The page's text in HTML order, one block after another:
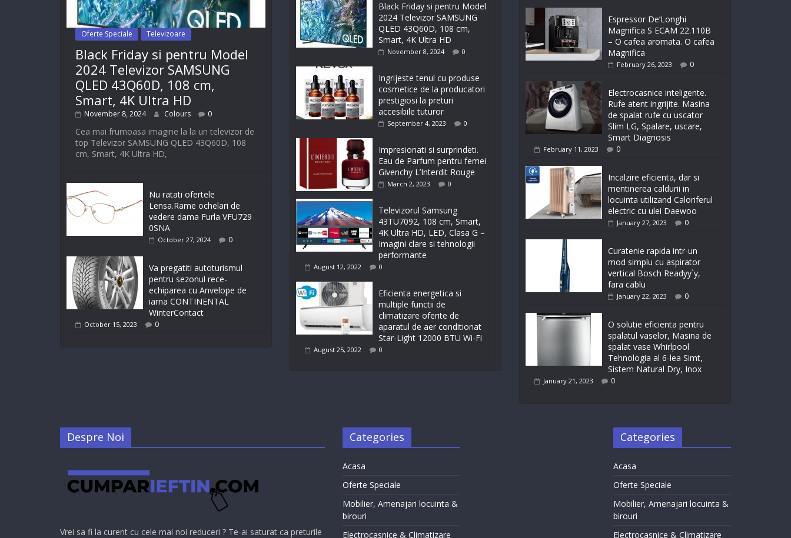
Oferte Speciale Televizoare
Black Friday si pentru Model
2024 Televizor SAMSUNG
QLED 43Q60D, 108 cm,
Smart, 4K Ultra HD
November 8, 2024 Colours 0
Cea mai frumoasa imagine la la un televizor de
top Televizor SAMSUNG QLED 43Q60D, 108
cm, Smart, 4K Ultra HD,
Nu ratati ofertele
Lensa.Rame ochelari de
vedere dama Furla VFU729
0SNA
October 27, 2024 0
Va pregatiti autoturismul
pentru sezonul rece-
echiparea cu Anvelope de
iarna CONTINENTAL
WinterContact
October 15, 2023 0
Black Friday si pentru Model
2024 Televizor SAMSUNG
QLED 43Q60D, 108 cm,
Smart, 4K Ultra HD
November 8, 2024 0
Ingrijeste tenul cu produse
cosmetice de la producatori
prestigiosi la preturi
accesibile tuturor
September 4, 2023 0
Impresionati si surprindeti.
Eau de Parfum pentru femei
Givenchy L’Interdit Rouge
March 2, 2023 0
Televizorul Samsung
43TU7092, 108 cm, Smart,
4K Ultra HD, LED, Clasa G –
Imagini clare si tehnologii
performante
August 12, 2022 0
Eficienta energetica si
multiple functii de
climatizare oferite de
aparatul de aer conditionat
Star-Light 12000 BTU Wi-Fi
August 25, 2022 0
Espressor De’Longhi
Magnifica S ECAM 22.110B
– O cafea aromata. O cafea
Magnifica
February 26, 2023 0
Electrocasnice inteligente.
Rufe atent ingrijite. Masina
de spalat rufe cu uscator
Slim LG, Spalare, uscare,
Smart Diagnosis
February 11, 2023 0
Incalzire eficienta, dar si
mentinerea caldurii in
locuinta utilizand Caloriferul
electric cu ulei Daewoo
January 27, 2023 0
Curatenie rapida intr-un
mod simplu cu aspirator
vertical Bosch Readyy`y,
fara cablu
January 22, 2023 0
O solutie eficienta pentru
spalatul vaselor, Masina de
spalat vase Whirlpool
Tehnologia al 6-lea Simt,
Sistem Natural Dry, Inox
January 21, 2023 0
Despre Noi
Vrei sa fi la curent cu cele mai noi reduceri ? Te-ai saturat ca preturile
Categories
Acasa
Oferte Speciale
Mobilier, Amenajari locuinta &
birouri
Electrocasnice & Climatizare
Categories
Acasa
Oferte Speciale
Mobilier, Amenajari locuinta &
birouri
Electrocasnice & Climatizare